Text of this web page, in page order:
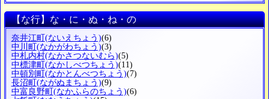
【な行】な・に・ぬ・ね・の
奈井江町 (ないえちょう)(6)
中川町 (なかがわちょう)(3)
中札内村(なかさつないむら)(5)
中標津町 (なかしべつちょう)(11)
中頓別町 (なかとんべつちょう)(7)
長沼町 (ながぬまちょう)(9)
中富良野町 (なかふらのちょう)(6)